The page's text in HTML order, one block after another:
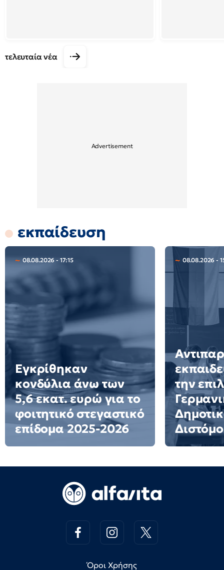
τελευταία νέα
εκπαίδευση
08.08.2026 - 17:15
Εγκρίθηκαν
κονδύλια άνω των
5,6 εκατ. ευρώ για το
φοιτητικό στεγαστικό
επίδομα 2025-2026
08.08.2026 -
την
Όροι Χρήσης